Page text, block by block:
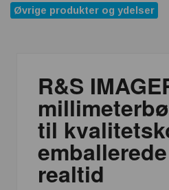
Øvrige produkter og ydelser
R&S
til
realtid